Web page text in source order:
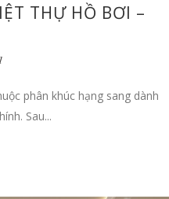
THỰ HỒ BƠI –
phân khúc hạng sang dành
Sau...